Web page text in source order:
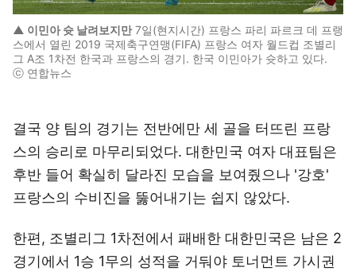
▲ 이민아 슛 날려보지만7일(현지시간) 프랑스 파리 파르크 데 프랭
스에서 열린 2019 국제축구연맹(FIFA) 프랑스 여자 월드컵 조별리
그 A조 1차전 한국과 프랑스의 경기. 한국 이민아가 슛하고 있다.
ⓒ 연합뉴스
결국 양 팀의 경기는 전반에만 세 골을 터뜨린 프랑
스의 승리로 마무리되었다. 대한민국 여자 대표팀은
후반 들어 확실히 달라진 모습을 보여줬으나 '강호'
프랑스의 수비진을 뚫어내기는 쉽지 않았다.
한편, 조별리그 1차전에서 패배한 대한민국은 남은 2
경기에서 1승 1무의 성적을 거둬야 토너먼트 가시권